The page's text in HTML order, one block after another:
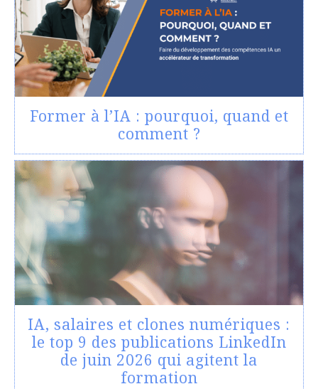
Former à l’IA : pourquoi, quand et
comment ?
IA, salaires et clones numériques :
le top 9 des publications LinkedIn
de juin 2026 qui agitent la
formation